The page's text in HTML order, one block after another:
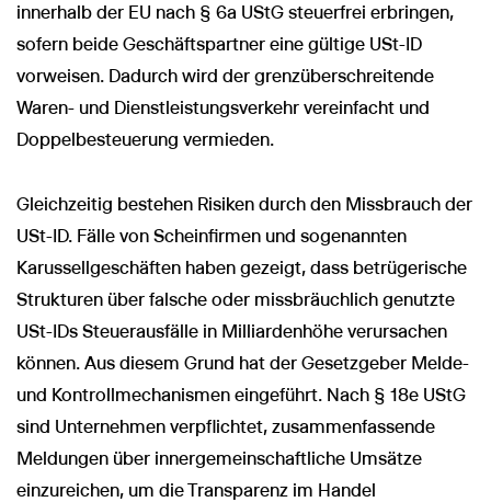
innerhalb der EU nach § 6a UStG steuerfrei erbringen,
sofern beide Geschäftspartner eine gültige USt-ID
vorweisen. Dadurch wird der grenzüberschreitende
Waren- und Dienstleistungsverkehr vereinfacht und
Doppelbesteuerung vermieden.
Gleichzeitig bestehen Risiken durch den Missbrauch der
USt-ID. Fälle von Scheinfirmen und sogenannten
Karussellgeschäften haben gezeigt, dass betrügerische
Strukturen über falsche oder missbräuchlich genutzte
USt-IDs Steuerausfälle in Milliardenhöhe verursachen
können. Aus diesem Grund hat der Gesetzgeber Melde-
und Kontrollmechanismen eingeführt. Nach § 18e UStG
sind Unternehmen verpflichtet, zusammenfassende
Meldungen über innergemeinschaftliche Umsätze
einzureichen, um die Transparenz im Handel